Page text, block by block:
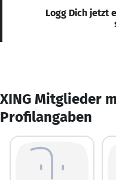
Logg Dich jetzt
XING Mitglieder
Profilangaben